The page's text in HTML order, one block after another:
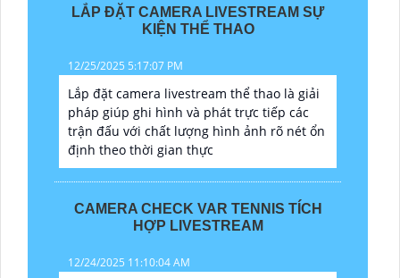
LẮP ĐẶT CAMERA LIVESTREAM SỰ
KIỆN THỂ THAO
12/25/2025 5:17:07 PM
Lắp đặt camera livestream thể thao là giải
pháp giúp ghi hình và phát trực tiếp các
trận đấu với chất lượng hình ảnh rõ nét ổn
định theo thời gian thực
CAMERA CHECK VAR TENNIS TÍCH
HỢP LIVESTREAM
12/24/2025 11:10:04 AM